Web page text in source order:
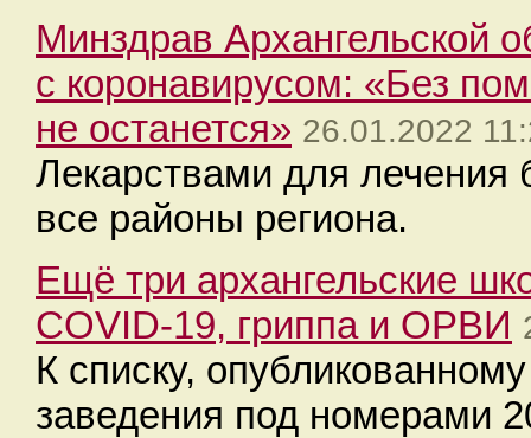
Минздрав Архангельской
с коронавирусом: «Без
не останется» 26.01.2022
Лекарствами для
все районы региона.
Ещё три архангельские
COVID-19, гриппа и ОРВИ
К списку,
заведения под номерами